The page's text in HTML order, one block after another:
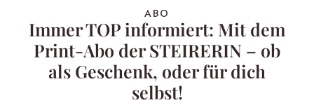
ABO
Immer TOP informiert: Mit dem
Print-Abo der STEIRERIN – ob
als Geschenk, oder für dich
selbst!